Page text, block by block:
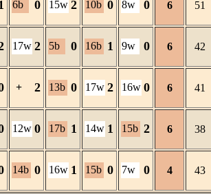
6b 0 15w 2 10b 0 8w 0 6 51
17w 2 5b 0 16b 1 9w 0 6 42
+ 2 13b 0 17w 2 16w 0 6 41
12w 0 17b 1 14w 1 15b 2 6 38
14b 0 16w 1 15b 0 7w 0 4 43